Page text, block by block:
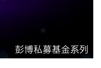
彭博私募基金系列